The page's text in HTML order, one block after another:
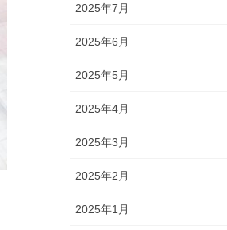
2025年7月
2025年6月
2025年5月
2025年4月
2025年3月
2025年2月
2025年1月